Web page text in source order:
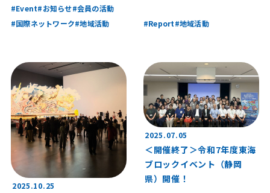
Event お知らせ 会員の活動
国際ネットワーク 地域活動 Report 地域活動
2025.10.25
2025.07.05
＜開催終了＞令和7年度東海
ブロックイベント（静岡
県）開催！